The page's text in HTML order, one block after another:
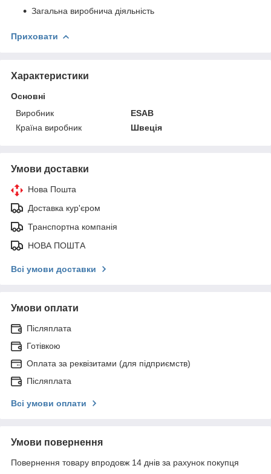
Загальна виробнича діяльність
Приховати
Характеристики
Основні
Виробник
ESAB
Країна виробник
Швеція
Умови доставки
Нова Пошта
Доставка кур'єром
Транспортна компанія
НОВА ПОШТА
Всі умови доставки
Умови оплати
Післяплата
Готівкою
Оплата за реквізитами (для підприємств)
Післяплата
Всі умови оплати
Умови повернення
Повернення товару впродовж 14 днів за рахунок покупця